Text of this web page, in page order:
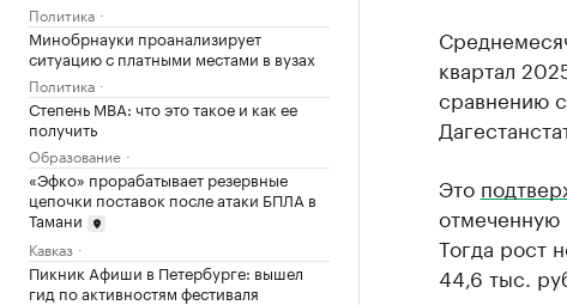
Политика
Минобрнауки проанализирует
ситуацию с платными местами в вузах
Политика
Степень MBA: что это такое и как ее
получить
Образование
«Эфко» прорабатывает резервные
цепочки поставок после атаки БПЛА в
Тамани
Кавказ
Пикник Афиши в Петербурге: вышел
гид по активностям фестиваля
квартал
сравнению
Это
отмеченную
Тогда рост
44,6 тыс.